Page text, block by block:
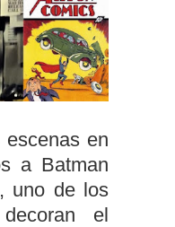
en
a Batman
uno de los
el